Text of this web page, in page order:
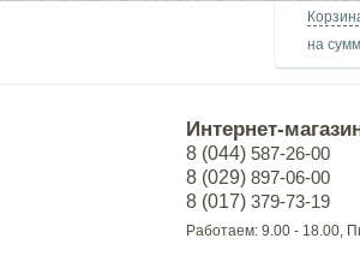
на
Интернет-
8 (044) 587-26-00
8 (029) 897-06-00
8 (017) 379-73-19
Работаем: 9.00 - 18.00,